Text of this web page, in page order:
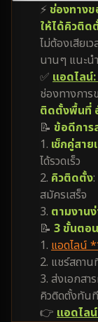
⚡ ช่องทาง
ให้ได้คิวติด
ไม่ต้องเสียเ
นานๆ แนะน
✅ แอดไลน์
ช่องทางการ
ติดตั้งพื้นที่
📝 ข้อดีการ
1. เช็กคู่สา
ได้รวดเร็ว
2. คิวติดตั้ง
สมัครเสร็จ
3. ตามงาน
📝 3 ขั้นตอ
1. แอดไลน์
2. แชร์สถา
3. ส่งเอกสา
คิวติดตั้งทัน
👉 แอดไล